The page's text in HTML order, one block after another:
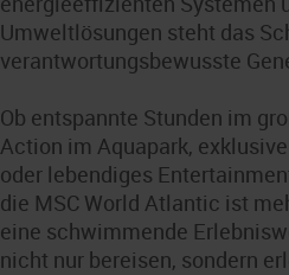
Umweltlösungen steht das
verantwortungsbewusste
Ob entspannte Stunden im
Action im Aquapark,
oder lebendiges
die MSC World Atlantic ist
eine schwimmende
nicht nur bereisen, sondern